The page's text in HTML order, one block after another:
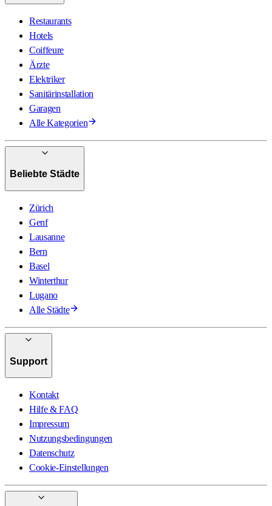
Restaurants
Hotels
Coiffeure
Ärzte
Elektriker
Sanitärinstallation
Garagen
Alle Kategorien
Beliebte Städte
Zürich
Genf
Lausanne
Bern
Basel
Winterthur
Lugano
Alle Städte
Support
Kontakt
Hilfe & FAQ
Impressum
Nutzungsbedingungen
Datenschutz
Cookie-Einstellungen